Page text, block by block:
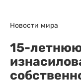
Новости мира
15-